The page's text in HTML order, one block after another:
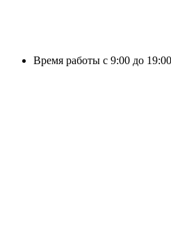
Время работы с 9:00 до